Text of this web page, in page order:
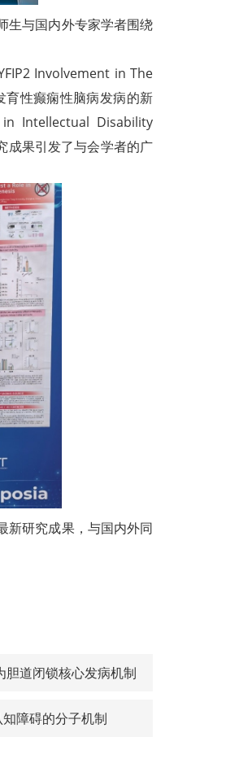
生与国内外专家学者围绕
Involvement in The
性癫痫性脑病发病的新
Intellectual Disability
成果引发了与会学者的广
新研究成果，与国内外同
道闭锁核心发病机制
障碍的分子机制